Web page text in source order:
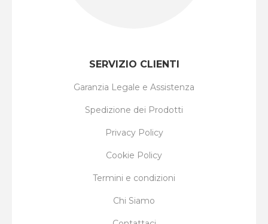
SERVIZIO CLIENTI
Garanzia Legale e Assistenza
Spedizione dei Prodotti
Privacy Policy
Cookie Policy
Termini e condizioni
Chi Siamo